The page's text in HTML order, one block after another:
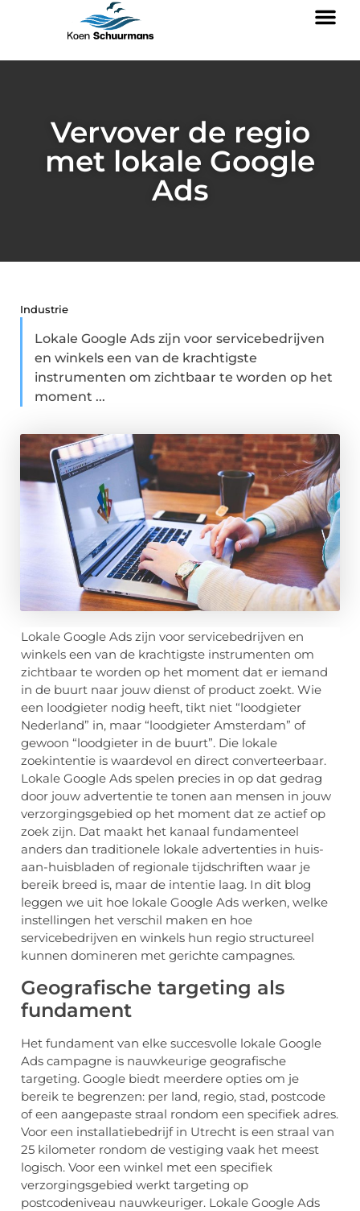
Vervover de regio
met lokale Google
Ads
Industrie
Lokale Google Ads zijn voor servicebedrijven
en winkels een van de krachtigste
instrumenten om zichtbaar te worden op het
moment ...
Lokale Google Ads zijn voor servicebedrijven en
winkels een van de krachtigste instrumenten om
zichtbaar te worden op het moment dat er iemand
in de buurt naar jouw dienst of product zoekt. Wie
een loodgieter nodig heeft, tikt niet “loodgieter
Nederland” in, maar “loodgieter Amsterdam” of
gewoon “loodgieter in de buurt”. Die lokale
zoekintentie is waardevol en direct converteerbaar.
Lokale Google Ads spelen precies in op dat gedrag
door jouw advertentie te tonen aan mensen in jouw
verzorgingsgebied op het moment dat ze actief op
zoek zijn. Dat maakt het kanaal fundamenteel
anders dan traditionele lokale advertenties in huis-
aan-huisbladen of regionale tijdschriften waar je
bereik breed is, maar de intentie laag. In dit blog
leggen we uit hoe lokale Google Ads werken, welke
instellingen het verschil maken en hoe
servicebedrijven en winkels hun regio structureel
kunnen domineren met gerichte campagnes.
Geografische targeting als
fundament
Het fundament van elke succesvolle lokale Google
Ads campagne is nauwkeurige geografische
targeting. Google biedt meerdere opties om je
bereik te begrenzen: per land, regio, stad, postcode
of een aangepaste straal rondom een specifiek adres.
Voor een installatiebedrijf in Utrecht is een straal van
25 kilometer rondom de vestiging vaak het meest
logisch. Voor een winkel met een specifiek
verzorgingsgebied werkt targeting op
postcodeniveau nauwkeuriger. Lokale Google Ads